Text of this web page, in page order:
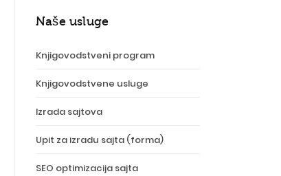
Naše usluge
Knjigovodstveni program
Knjigovodstvene usluge
Izrada sajtova
Upit za izradu sajta (forma)
SEO optimizacija sajta